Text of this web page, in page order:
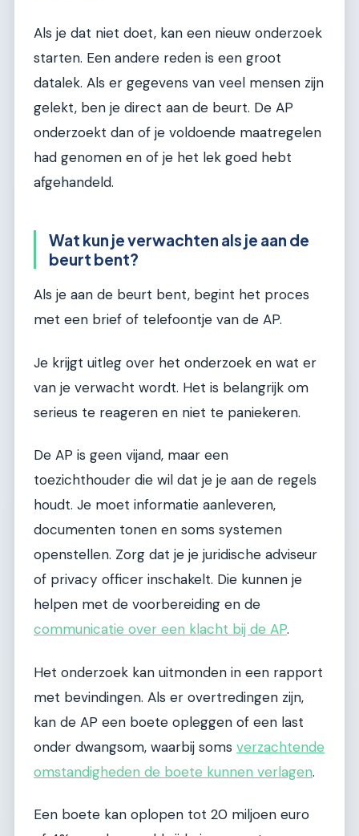
Als je dat niet doet, kan een nieuw onderzoek
starten. Een andere reden is een groot
datalek. Als er gegevens van veel mensen zijn
gelekt, ben je direct aan de beurt. De AP
onderzoekt dan of je voldoende maatregelen
had genomen en of je het lek goed hebt
afgehandeld.
Wat kun je verwachten als je aan de
beurt bent?
Als je aan de beurt bent, begint het proces
met een brief of telefoontje van de AP.
Je krijgt uitleg over het onderzoek en wat er
van je verwacht wordt. Het is belangrijk om
serieus te reageren en niet te paniekeren.
De AP is geen vijand, maar een
toezichthouder die wil dat je je aan de regels
houdt. Je moet informatie aanleveren,
documenten tonen en soms systemen
openstellen. Zorg dat je je juridische adviseur
of privacy officer inschakelt. Die kunnen je
helpen met de voorbereiding en de
communicatie over een klacht bij de AP.
Het onderzoek kan uitmonden in een rapport
met bevindingen. Als er overtredingen zijn,
kan de AP een boete opleggen of een last
onder dwangsom, waarbij soms verzachtende
omstandigheden de boete kunnen verlagen.
Een boete kan oplopen tot 20 miljoen euro